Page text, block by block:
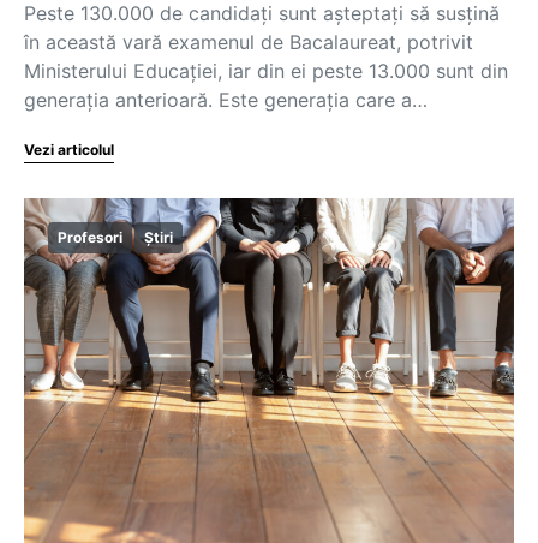
Peste 130.000 de candidați sunt așteptați să susțină
în această vară examenul de Bacalaureat, potrivit
Ministerului Educației, iar din ei peste 13.000 sunt din
generația anterioară. Este generația care a…
Vezi articolul
Profesori Știri